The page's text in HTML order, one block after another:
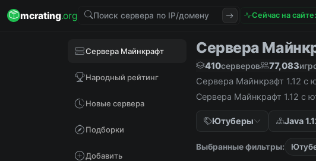
mcrating.org Сейчас на сайте:
Сервера Майнкрафт
Народный рейтинг
Новые сервера
Подборки
Добавить
Сервера
410серверов 77,083
Сервера Майнкрафт 1.12 с
Сервера Майнкрафт 1.12 с
Ютуберы Java
Выбранные фильтры: